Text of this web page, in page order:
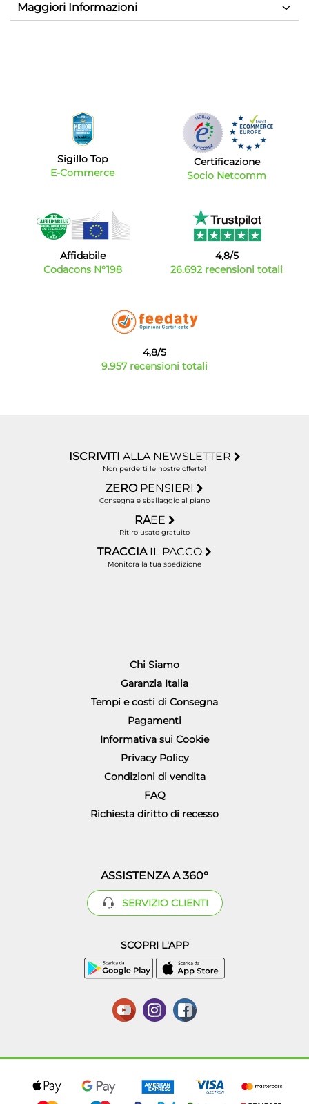
Maggiori Informazioni
Sigillo Top
E-Commerce
Certificazione
Socio Netcomm
Affidabile
Codacons N°198
4,8/5
26.692 recensioni totali
4,8/5
9.957 recensioni totali
ISCRIVITI ALLA NEWSLETTER
Non perderti le nostre offerte!
ZERO PENSIERI
Consegna e sballaggio al piano
RAEE
Ritiro usato gratuito
TRACCIA IL PACCO
Monitora la tua spedizione
Chi Siamo
Garanzia Italia
Tempi e costi di Consegna
Pagamenti
Informativa sui Cookie
Privacy Policy
Condizioni di vendita
FAQ
Richiesta diritto di recesso
ASSISTENZA A 360°
SERVIZIO CLIENTI
SCOPRI L'APP